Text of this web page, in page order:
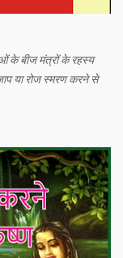
के बीज मंत्रों के रहस्य
या रोज स्मरण करने से